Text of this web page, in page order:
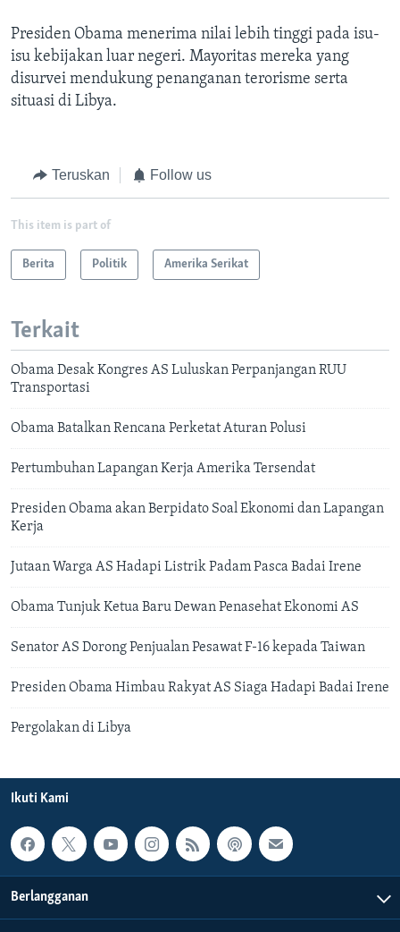
Presiden Obama menerima nilai lebih tinggi pada isu-
isu kebijakan luar negeri. Mayoritas mereka yang
disurvei mendukung penanganan terorisme serta
situasi di Libya.
Teruskan Follow us
This item is part of
Berita Politik Amerika Serikat
Terkait
Obama Desak Kongres AS Luluskan Perpanjangan RUU
Transportasi
Obama Batalkan Rencana Perketat Aturan Polusi
Pertumbuhan Lapangan Kerja Amerika Tersendat
Presiden Obama akan Berpidato Soal Ekonomi dan Lapangan
Kerja
Jutaan Warga AS Hadapi Listrik Padam Pasca Badai Irene
Obama Tunjuk Ketua Baru Dewan Penasehat Ekonomi AS
Senator AS Dorong Penjualan Pesawat F-16 kepada Taiwan
Presiden Obama Himbau Rakyat AS Siaga Hadapi Badai Irene
Pergolakan di Libya
Ikuti Kami
Berlangganan